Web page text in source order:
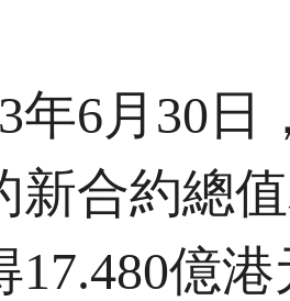
年6月30
新合約總
17.480億